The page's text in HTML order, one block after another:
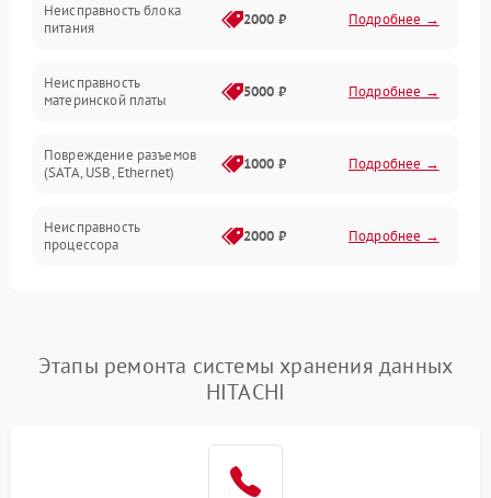
Программное обеспечение
Накопители
Интерфейсы
Неисправность блока
питания
2000 ₽ Подробнее →
Неисправность
материнской платы
5000 ₽ Подробнее →
Повреждение разъемов
(SATA, USB, Ethernet)
1000 ₽ Подробнее →
Неисправность
процессора
2000 ₽ Подробнее →
Неисправность системы
2000 ₽ Подробнее →
1500 ₽
Этапы ремонта системы хранения данных
HITACHI